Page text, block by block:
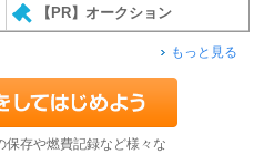
【PR】オークション
もっと見る
保存や燃費記録など様々な